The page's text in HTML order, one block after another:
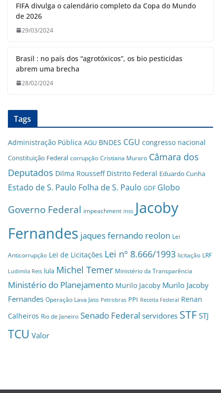
FIFA divulga o calendário completo da Copa do Mundo
de 2026
29/03/2024
Brasil : no país dos “agrotóxicos”, os bio pesticidas
abrem uma brecha
28/02/2024
Tags
Administração Pública AGU BNDES CGU congresso nacional
Constituição Federal corrupção Cristiana Muraro Câmara dos
Deputados Dilma Rousseff Distrito Federal Eduardo Cunha
Estado de S. Paulo Folha de S. Paulo GDF Globo
Governo Federal impeachment inss Jacoby
Fernandes jaques fernando reolon Lei
Anticorrupção Lei de Licitações Lei nº 8.666/1993 licitação LRF
Ludimila Reis lula Michel Temer Ministério da Transparência
Ministério do Planejamento Murilo Jacoby Murilo Jacoby
Fernandes Operação Lava Jato Petrobras PPI Receita Federal Renan
Calheiros Rio de Janeiro Senado Federal servidores STF STJ
TCU Valor